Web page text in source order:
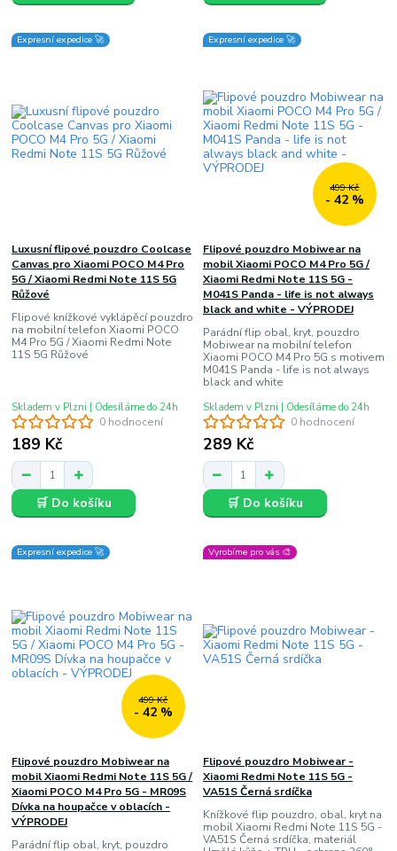
Expresní expedice 🚀
0 hodnocení
Luxusní flipové pouzdro Coolcase
Canvas pro Xiaomi POCO M4 Pro
5G / Xiaomi Redmi Note 11S 5G
Růžové
Flipové knížkové vyklápěcí pouzdro
na mobilní telefon Xiaomi POCO
M4 Pro 5G / Xiaomi Redmi Note
11S 5G Růžové
189 Kč
Skladem v Plzni | Odesíláme do 24h
🛒 Do košíku
Expresní expedice 🚀
499 Kč
- 42 %
0 hodnocení
Flipové pouzdro Mobiwear na
mobil Xiaomi POCO M4 Pro 5G /
Xiaomi Redmi Note 11S 5G -
M041S Panda - life is not always
black and white - VÝPRODEJ
Parádní flip obal, kryt, pouzdro
Mobiwear na mobilní telefon
Xiaomi POCO M4 Pro 5G s motivem
M041S Panda - life is not always
black and white
289 Kč
Skladem v Plzni | Odesíláme do 24h
🛒 Do košíku
Expresní expedice 🚀
499 Kč
- 42 %
Flipové pouzdro Mobiwear na
mobil Xiaomi Redmi Note 11S 5G /
Xiaomi POCO M4 Pro 5G - MR09S
Dívka na houpačce v oblacích -
VÝPRODEJ
Parádní flip obal, kryt, pouzdro
Vyrobíme pro vás 🎨
Flipové pouzdro Mobiwear -
Xiaomi Redmi Note 11S 5G -
VA51S Černá srdíčka
Knížkové flip pouzdro, obal, kryt na
mobil Xiaomi Redmi Note 11S 5G -
VA51S Černá srdíčka, materiál